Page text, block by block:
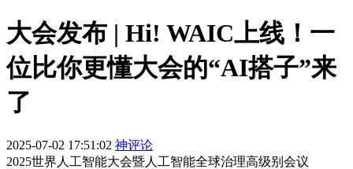
大会发布 | Hi! WAIC上线！一
位比你更懂大会的“AI搭子”来
了
2025-07-02 17:51:02 神评论
2025世界人工智能大会暨人工智能全球治理高级别会议